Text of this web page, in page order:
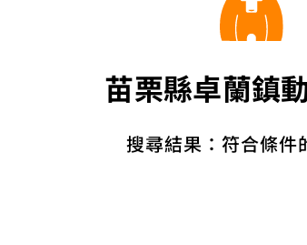
苗栗縣卓蘭鎮
搜尋結果：符合條件